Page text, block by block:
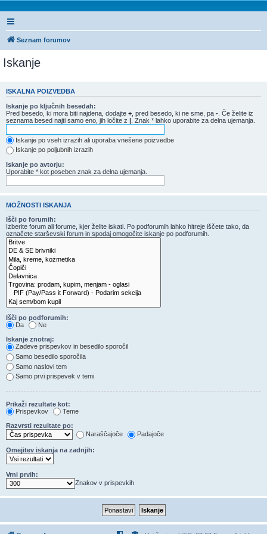
Seznam forumov
Iskanje
ISKALNA POIZVEDBA
Iskanje po ključnih besedah:
Pred besedo, ki mora biti najdena, dodajte + , pred besedo, ki ne sme, pa - . Če želite iz
seznama besed najti samo eno, jih ločite z | . Znak * lahko uporabite za delna ujemanja.
Iskanje po vseh izrazih ali uporaba vnešene poizvedbe
Iskanje po poljubnih izrazih
Iskanje po avtorju:
Uporabite * kot poseben znak za delna ujemanja.
MOŽNOSTI ISKANJA
Išči po forumih:
Izberite forum ali forume, kjer želite iskati. Po podforumih lahko hitreje iščete tako, da
označete starševski forum in spodaj omogočite iskanje po podforumih.
Išči po podforumih:
Da
Ne
Iskanje znotraj:
Zadeve prispevkov in besedilo sporočil
Samo besedilo sporočila
Samo naslovi tem
Samo prvi prispevek v temi
Prikaži rezultate kot:
Prispevkov
Teme
Razvrsti rezultate po:
Naraščajoče
Padajoče
Omejitev iskanja na zadnjih:
Vrni prvih:
Znakov v prispevkih